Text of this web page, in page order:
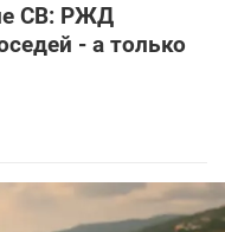
СВ: РЖД
- а только